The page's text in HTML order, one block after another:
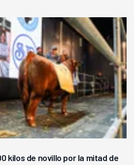
kilos de novillo por la mitad de